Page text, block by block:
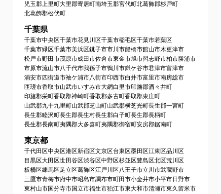
児玉郡上里町大里郡寄居町南埼玉郡宮代町北葛飾郡杉戸町
北葛飾郡松伏町
千葉県
千葉市中央区千葉市花見川区千葉市稲毛区千葉市若葉区
千葉市緑区千葉市美浜区銚子市市川市船橋市館山市木更津市
松戸市野田市茂原市成田市佐倉市東金市旭市習志野市柏市勝浦市
市原市流山市八千代市我孫子市鴨川市鎌ケ谷市君津市富津市
浦安市四街道市袖ケ浦市八街市印西市白井市富里市南房総市
匝瑳市香取市山武市いすみ市大網白里市印旛郡酒々井町
印旛郡栄町香取郡神崎町香取郡多古町香取郡東庄町
山武郡九十九里町山武郡芝山町山武郡横芝光町長生郡一宮町
長生郡睦沢町長生郡長生村長生郡白子町長生郡長柄町
長生郡長南町夷隅郡大多喜町夷隅郡御宿町安房郡鋸南町
東京都
千代田区中央区港区新宿区文京区台東区墨田区江東区品川区
目黒区大田区世田谷区渋谷区中野区杉並区豊島区北区荒川区
板橋区練馬区足立区葛飾区江戸川区八王子市立川市武蔵野市
三鷹市青梅市府中市昭島市調布市町田市小金井市小平市日野市
東村山市国分寺市国立市福生市狛江市東大和市清瀬市東久留米市